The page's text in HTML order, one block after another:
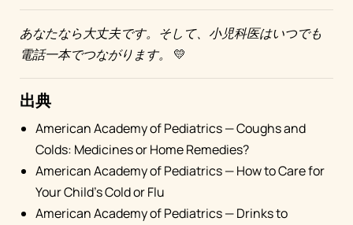
あなたなら大丈夫です。そして、小児科医はいつでも
電話一本でつながります。
💛
出典
American Academy of Pediatrics — Coughs and
Colds: Medicines or Home Remedies?
American Academy of Pediatrics — How to Care for
Your Child's Cold or Flu
American Academy of Pediatrics — Drinks to